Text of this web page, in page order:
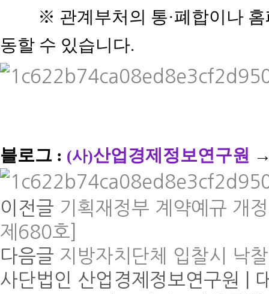
※ 관계부처의 통·폐합이나
동할 수 있습니다.
블로그 : (사)산업경제정보연구원
이전글 기획재정부 계약예규 개
제680호]
다음글 지방자치단체 입찰시 낙
사단법인 산업경제정보연구원 |